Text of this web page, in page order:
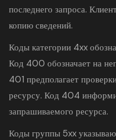
последнего запроса.
копию сведений.
Коды категории 4xx
Код 400 обозначает на
401 предполагает
ресурсу. Код 404
запрашиваемого ресурса.
Коды группы 5xx